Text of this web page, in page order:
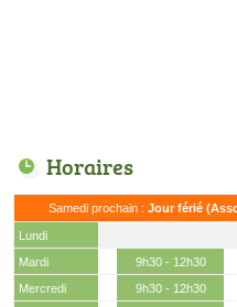
Horaires
Samedi prochain : Jour férié
Lundi
Mardi
9h30 - 12h30
Mercredi
9h30 - 12h30